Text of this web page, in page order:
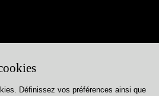
Définissez vos préférences ainsi que